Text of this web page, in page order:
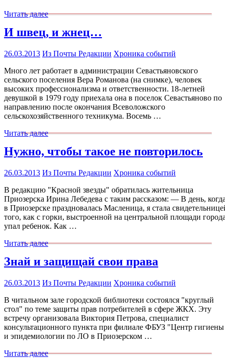
Читать далее
И швец, и жнец…
26.03.2013 Из Почты Редакции Хроника событий
Много лет работает в администрации Севастьяновского
сельского поселения Вера Романова (на снимке), человек
высоких профессионализма и ответственности. 18-летней
девушкой в 1979 году приехала она в поселок Севастьяново по
направлению после окончания Всеволожского
сельскохозяйственного техникума. Восемь …
Читать далее
Нужно, чтобы такое не повторилось
26.03.2013 Из Почты Редакции Хроника событий
В редакцию "Красной звезды" обратилась жительница
Приозерска Ирина Лебедева с таким рассказом: — В день,
в Приозерске праздновалась Масленица, я стала
того, как с горки, выстроенной на центральной площади
упал ребенок. Как …
Читать далее
Знай и защищай свои права
26.03.2013 Из Почты Редакции Хроника событий
В читальном зале городской библиотеки состоялся "круглый
стол" по теме защиты прав потребителей в сфере ЖКХ. Эту
встречу организовала Виктория Петрова, специалист
консультационного пункта при филиале ФБУЗ "Центр гигиены
и эпидемиологии по ЛО в Приозерском …
Читать далее